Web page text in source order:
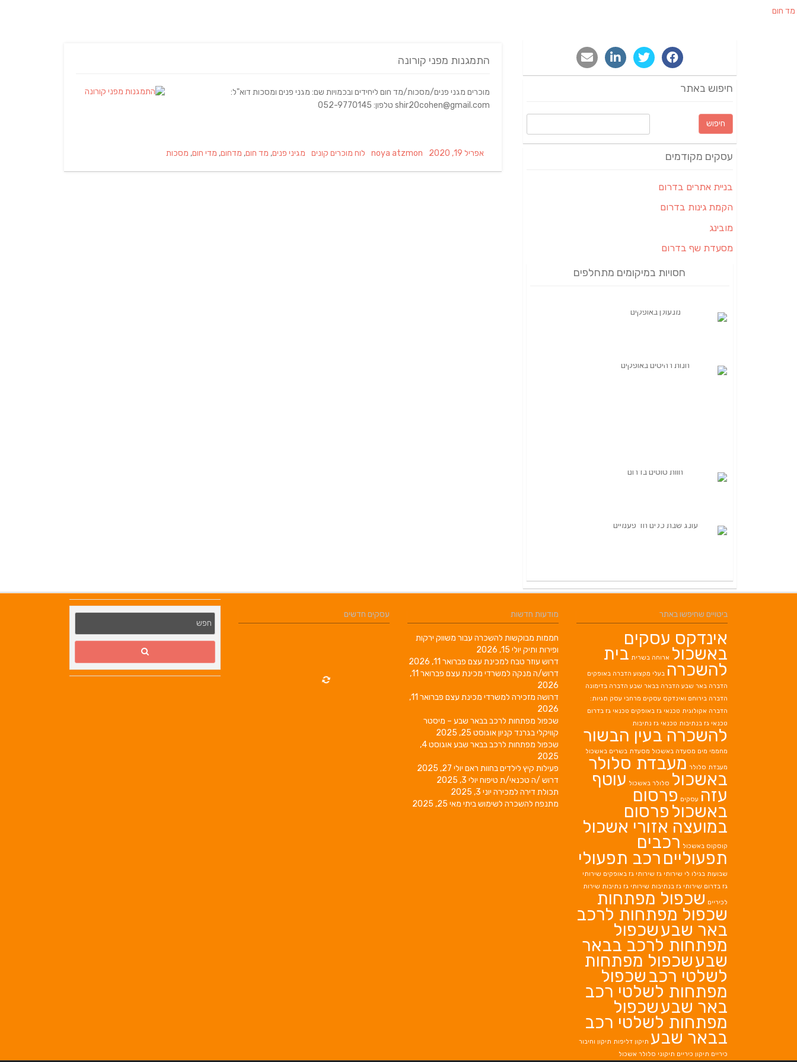
מד חום
התמגנות מפני קורונה
מוכרים מגני פנים/מסכות/מד חום ליחידים ובכמויות שם: מגני פנים ומסכות דוא"ל:
shir20cohen@gmail.com טלפון: 052-9770145
Posted
אפריל 19, 2020 Author
noya atzmon
Categories
לוח מוכרים קונים Tags
מגיני פנים, מד חום, מדחום, מדי חום, מסכות
חיפוש באתר
חיפוש:
עסקים מקודמים
בניית אתרים בדרום
הקמת גינות בדרום
מובינג
מסעדת שף בדרום
חסויות במיקומים מתחלפים
עסקים חדשים מודעות חדשות
חממות מבוקשות להשכרה עבור משווק ירקות
ופירות ותיק יולי 15, 2026
דרוש עוזר טבח למכינת עצם פברואר 11, 2026
דרוש/ה מנקה למשרדי מכינת עצם
פברואר 11,
2026
דרושה מזכירה למשרדי מכינת עצם
פברואר 11,
2026
שכפול מפתחות לרכב בבאר שבע – מיסטר
קוויקלי בגרנד קניוןאוגוסט 25, 2025
שכפול מפתחות לרכב בבאר שבע
אוגוסט 4,
2025
פעילות קיץ לילדים בחוות ראם יולי 27, 2025
דרוש /ה טכנאי/ת טיפוח יולי 3, 2025
תכולת דירה למכירה יוני 3, 2025
מתנפח להשכרה לשימוש ביתי מאי 25, 2025
ביטויים שחיפשו באתר
אינדקס עסקים
באשכול ארוחה בשרית בית
להשכרה בעלי מקצוע הדברה באופקים
הדברה באר שבע הדברה בבאר שבע הדברה בדימונה
הדברה בירוחם ואינדקס עסקים מרחבי עסק תגיות:
הדברה אקולוגית טכנאי גז באופקים טכנאי גז בדרום
טכנאי גז בנתיבות טכנאי גז נתיבות
להשכרה בעין הבשור
מחממי מים מסעדה באשכול מסעדת בשרים באשכול
מעבדת סלולר מעבדת סלולר
באשכול סלולר באשכול עוטף
עזה עסקים פרסום
באשכול פרסום
במועצה אזורי אשכול
קוסקוס באשכול רכבים
תפעוליים רכב תפעולי
שבועות בגילו לי שירותי גז שירותי גז באופקים שירותי
גז בדרום שירותי גז בנתיבות שירותי גז נתיבות שירות
לכיריים שכפול מפתחות
שכפול מפתחות לרכב
באר שבעשכפול
מפתחות לרכב בבאר
שבעשכפול מפתחות
לשלטי רכב שכפול
מפתחות לשלטי רכב
באר שבעשכפול
מפתחות לשלטי רכב
בבאר שבע תיקון דליפות תיקון וחיבור
כיריים תיקון כיריים תיקוני סלולר אשכול